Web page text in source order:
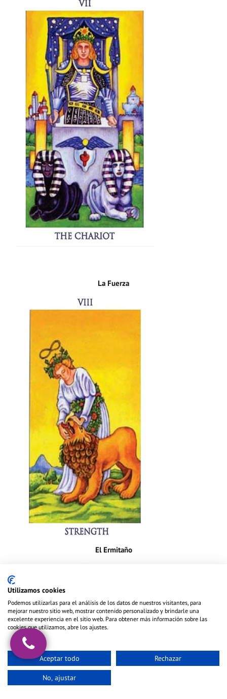
La Fuerza
El Ermitaño
Utilizamos cookies
Podemos utilizarlas para el análisis de los datos de nuestros visitantes, para
mejorar nuestro sitio web, mostrar contenido personalizado y brindarle una
excelente experiencia en el sitio web. Para obtener más información sobre las
cookies que utilizamos, abre los ajustes.
Aceptar todo Rechazar
No, ajustar